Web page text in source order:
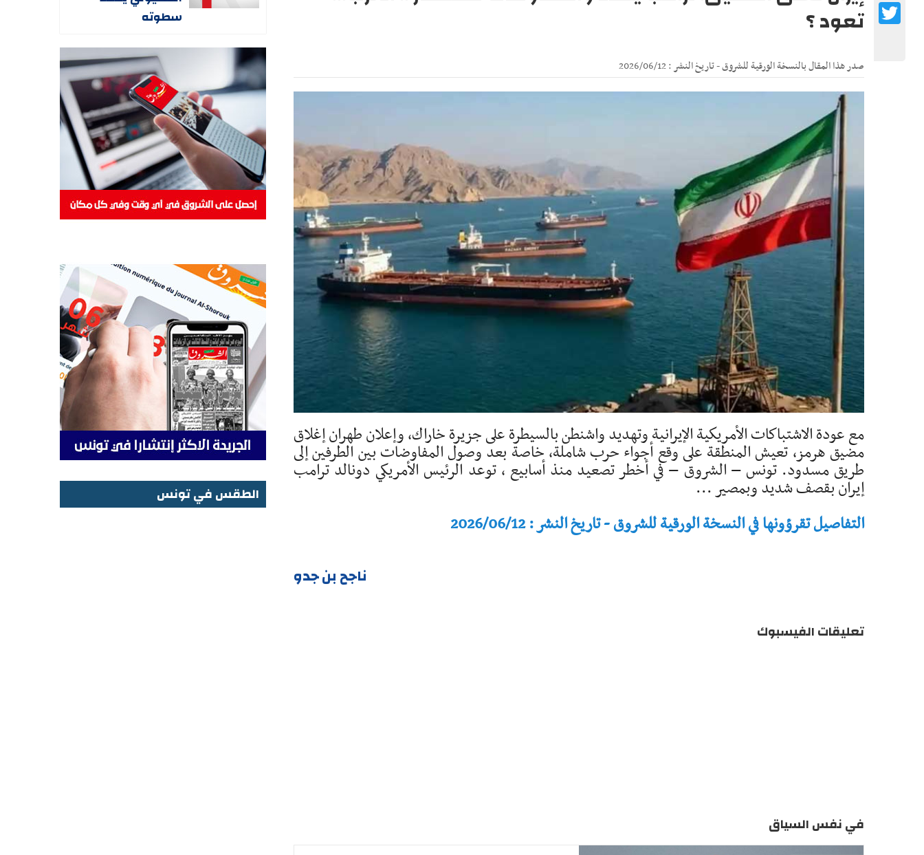
تعود ؟
صدر هذا المقال بالنسخة الورقية للشروق - تاريخ النشر : 2026/06/12
مع عودة الاشتباكات الأمريكية الإيرانية وتهديد واشنطن بالسيطرة على جزيرة خاراك، وإعلان طهران إغلاق
مضيق هرمز، تعيش المنطقة على وقع أجواء حرب شاملة، خاصة بعد وصول المفاوضات بين الطرفين إلى
طريق مسدود. تونس – الشروق – في أخطر تصعيد منذ أسابيع ، توعد الرئيس الأمريكي دونالد ترامب
إيران بقصف شديد وبمصير ...
التفاصيل تقرؤونها في النسخة الورقية للشروق - تاريخ النشر : 2026/06/12
ناجح بن جدو
Twitter
تعليقات الفيسبوك
في نفس السياق
سطوته
الطقس في تونس